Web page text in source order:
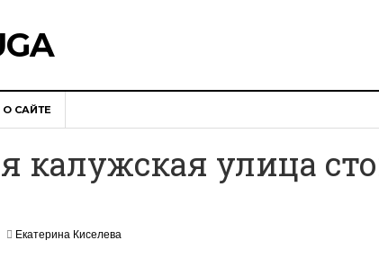
О САЙТЕ
калужская улица
Екатерина Киселева